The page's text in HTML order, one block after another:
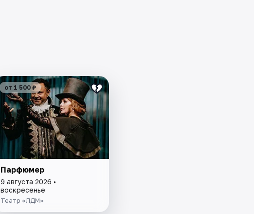
от 1 500 ₽
Парфюмер
9 августа 2026 •
воскресенье
Театр «ЛДМ»